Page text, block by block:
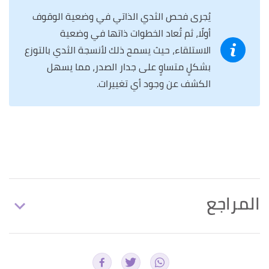
يُجرى فحص الثدي الذاتي في وضعية الوقوف
أولًا، ثم تُعاد الخطوات ذاتها في وضعية
الاستلقاء، حيث يسمح ذلك لأنسجة الثدي بالتوزع
بشكلٍ متساوٍ على جدار الصدر، مما يسهل
الكشف عن وجود أي تغييرات.
المراجع
Retrieved 9/6/2021. Edited.